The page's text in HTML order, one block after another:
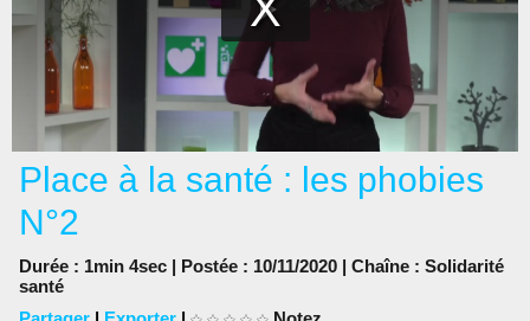
Place à la santé : les phobies
N°2
Durée : 1min 4sec | Postée : 10/11/2020 | Chaîne : Solidarité
santé